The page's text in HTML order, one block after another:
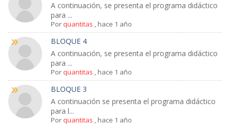
A continuación, se presenta el programa didáctico
para ...
Porquantitas , hace 1 año
BLOQUE 4
A continuación, se presenta el programa didáctico
para ...
Porquantitas , hace 1 año
BLOQUE 3
A continuación se presenta el programa didáctico
para l...
Porquantitas , hace 1 año